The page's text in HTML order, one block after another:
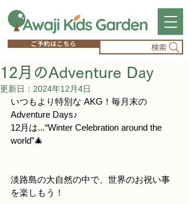
ご予約はこちら 検索
12月のAdventure Day
更新日： 2024年12月4日
いつもより特別な AKG！毎月末の
Adventure Days♪
12月は...“Winter Celebration around the
world”🎄
淡路島の大自然の中で、世界のお祝い事
を楽しもう！